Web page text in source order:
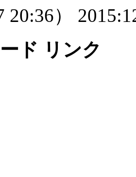
20:36）
ド リンク